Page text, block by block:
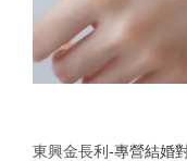
東興金長利-專營結婚